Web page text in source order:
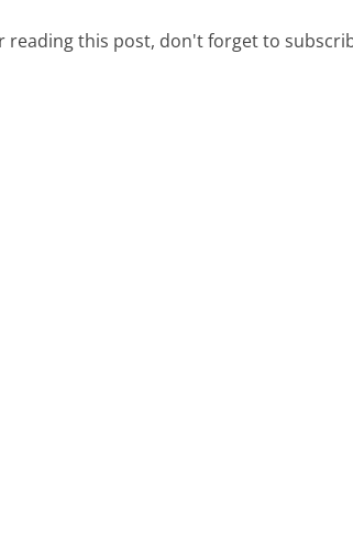
reading this post, don't forget to